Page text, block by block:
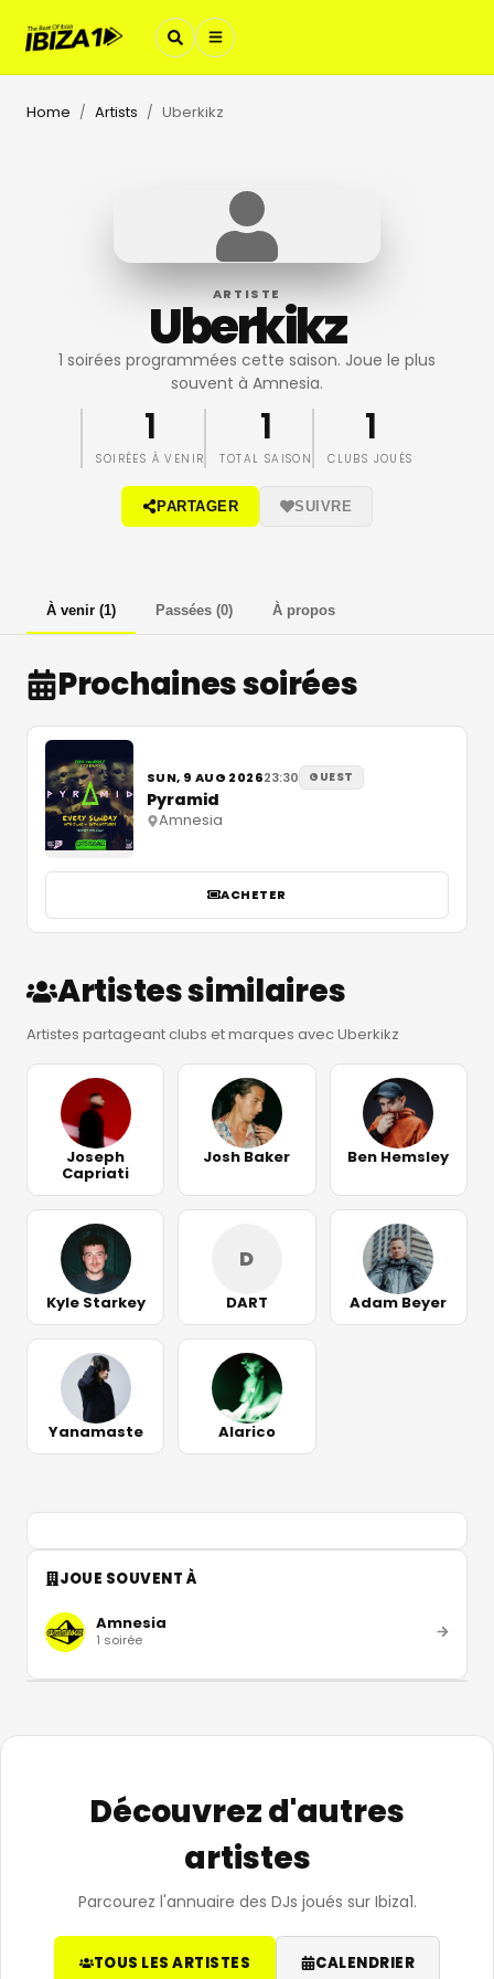
Home / Artists / Uberkikz
ARTISTE
Uberkikz
1 soirées programmées cette saison. Joue le plus
souvent à Amnesia.
1
SOIRÉES À VENIR
1
TOTAL SAISON
1
CLUBS JOUÉS
PARTAGER SUIVRE
À venir (1) Passées (0) À propos
Prochaines soirées
SUN, 9 AUG 202623:30 GUEST
Pyramid
Amnesia
ACHETER
Artistes similaires
Artistes partageant clubs et marques avec Uberkikz
Joseph
Capriati
Josh Baker Ben Hemsley
Kyle Starkey
D
DART Adam Beyer
Yanamaste Alarico
JOUE SOUVENT À
Amnesia
1 soirée
Découvrez d'autres
artistes
Parcourez l'annuaire des DJs joués sur Ibiza1.
TOUS LES ARTISTES CALENDRIER